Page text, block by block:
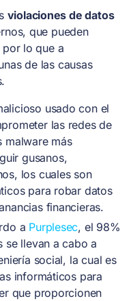
violaciones de datos
que pueden
por lo que a
de las causas
usado con el
las redes de
malware más
gusanos,
los cuales son
para robar datos
financieras.
a Purplesec, el 98%
se llevan a cabo a
social, la cual es
informáticos para
que proporcionen